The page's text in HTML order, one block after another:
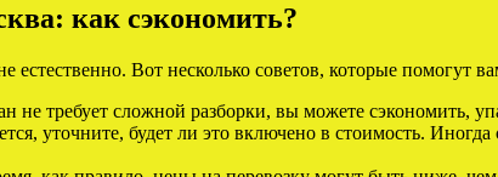
как сэкономить?
естественно. Вот несколько советов, которые помогут
не требует сложной разборки, вы можете сэкономить,
уточните, будет ли это включено в стоимость.